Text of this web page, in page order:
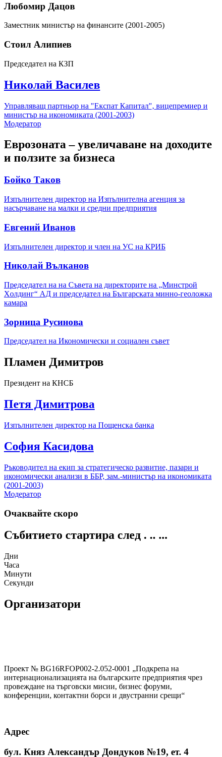
Любомир Дацов
Заместник министър на финансите (2001-2005)
Стоил Алипиев
Председател на КЗП
Николай Василев
Управляващ партньор на "Експат Капитал", вицепремиер и
министър на икономиката (2001-2003)
Модератор
Еврозоната – увеличаване на доходите
и ползите за бизнеса
Бойко Таков
Изпълнителен директор на Изпълнителна агенция за
насърчаване на малки и средни предприятия
Eвгений Иванов
Изпълнителен директор и член на УС на КРИБ
Николай Вълканов
Председател на нa Cъвета на директорите нa „Mинcтpoй
Xoлдинг“ AД и пpeдceдaтeл нa Бългapcĸaтa миннo-гeoлoжĸa
ĸaмapa
Зорница Русинова
Председател на Икономически и социален съвет
Пламен Димитров
Президент на КНСБ
Петя Димитрова
Изпълнителен директор на Пощенска банка
София Касидова
Ръководител на екип за стратегическо развитие, пазари и
икономически анализи в ББР, зам.-министър на икономиката
(2001-2003)
Модератор
Очаквайте скоро
Събитието стартира след . .. ...
Дни
Часа
Минути
Секунди
Организатори
Проект № BG16RFOP002-2.052-0001 „Подкрепа на
интернационализацията на българските предприятия чрез
провеждане на търговски мисии, бизнес форуми,
конференции, контактни борси и двустранни срещи“
Адрес
бул. Княз Александър Дондуков №19, ет. 4